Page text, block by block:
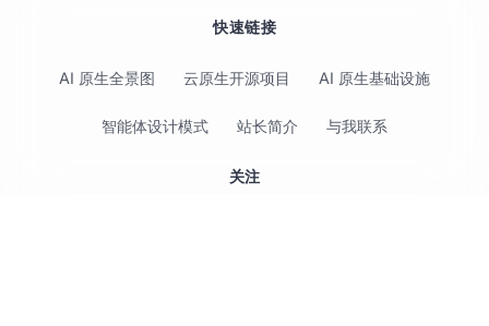
快速链接
AI 原生全景图 云原生开源项目 AI 原生基础设施
智能体设计模式 站长简介 与我联系
关注